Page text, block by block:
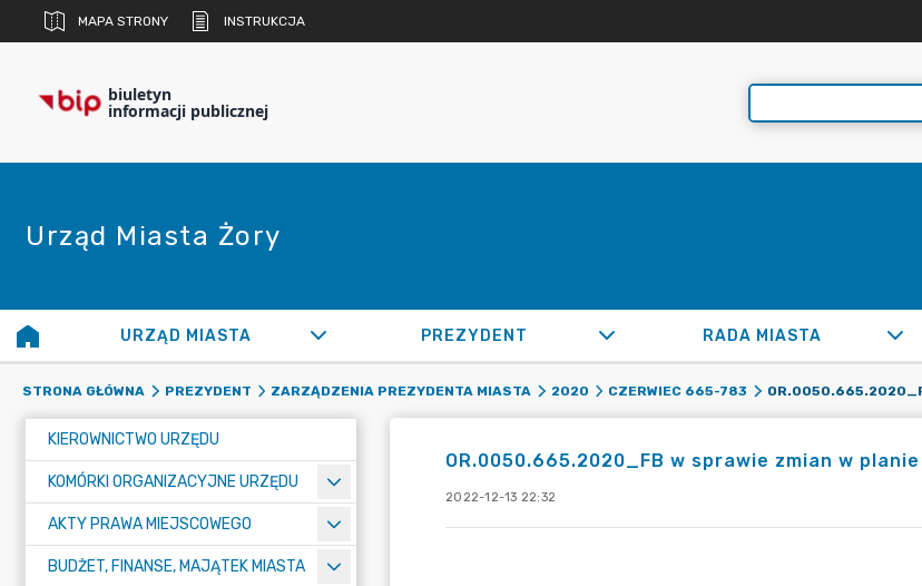
MAPA STRONY INSTRUKCJA
biuletyn
informacji publicznej
Urząd Miasta Żory
URZĄD MIASTA PREZYDENT RADA MIASTA
STRONA GŁÓWNA PREZYDENT ZARZĄDZENIA PREZYDENTA MIASTA 2020 CZERWIEC 665-783
KIEROWNICTWO URZĘDU
KOMÓRKI ORGANIZACYJNE URZĘDU
AKTY PRAWA MIEJSCOWEGO
BUDŻET, FINANSE, MAJĄTEK MIASTA
OR.0050.665.2020_FB w sprawie zmian w
2022-12-13 22:32